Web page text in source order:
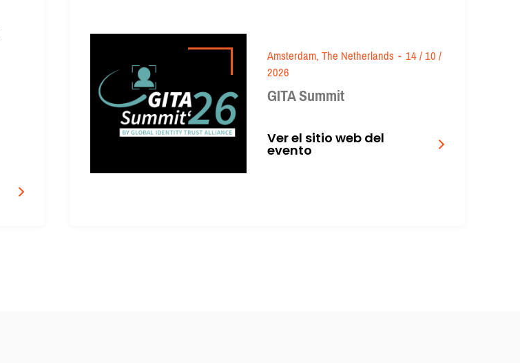
Amsterdam, The Netherlands -14 / 10 /
2026
GITA Summit
Ver el sitio web del
evento